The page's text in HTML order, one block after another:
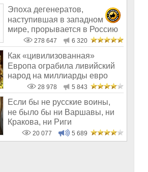
Эпоха дегенератов,
наступившая в западном
мире, прорывается в Россию
278 647 6 320
Как «цивилизованная»
Европа ограбила ливийский
народ на миллиарды евро
28 978 5 843
Если бы не русские воины,
не было бы ни Варшавы, ни
Кракова, ни Риги
20 077 5 689